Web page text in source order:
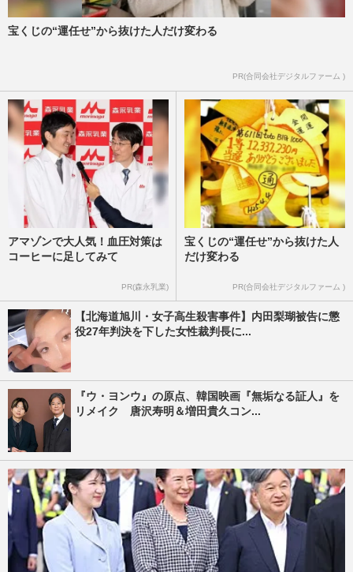
宝くじの“運任せ”から抜けた人だけ変わる
PR(合同会社デジタルファーム )
アマゾンで大人気！血圧対策は
コーヒーに足してみて
PR(森永乳業)
宝くじの“運任せ”から抜けた人
だけ変わる
PR(合同会社デジタルファーム )
【北海道旭川・女子高生殺害事件】内田梨瑚被告に懲
役27年判決を下した女性裁判長に...
『ウ・ヨンウ』の原点、韓国映画『無垢なる証人』を
リメイク 唐沢寿明＆増田貴久コン...